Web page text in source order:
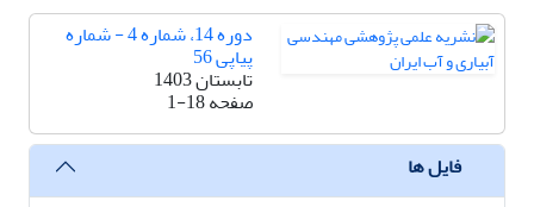
دوره 14، شماره 4 - شماره
پیاپی 56
تابستان 1403
صفحه1-18
فایل ها